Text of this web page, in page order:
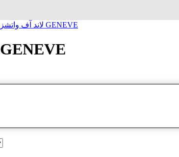
لاند آف واتشز ساعة معصم جنو GENEVE
ساعة معصم جنو GENEVE